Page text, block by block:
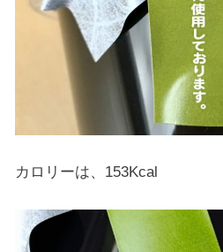
カロリーは、153Kcal